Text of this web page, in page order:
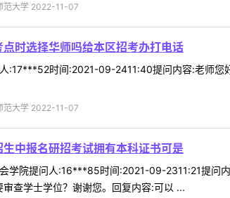
范大学 2022-11-07
时选择华师吗给本区招考办打电话
:17***52时间:2021-09-2411:40提问内容:老师您
范大学 2022-11-07
中报名研招考试拥有本科证书可是
学院提问人:16***85时间:2021-09-2311:21提问
查学士学位？谢谢您。回复内容:可以 ...